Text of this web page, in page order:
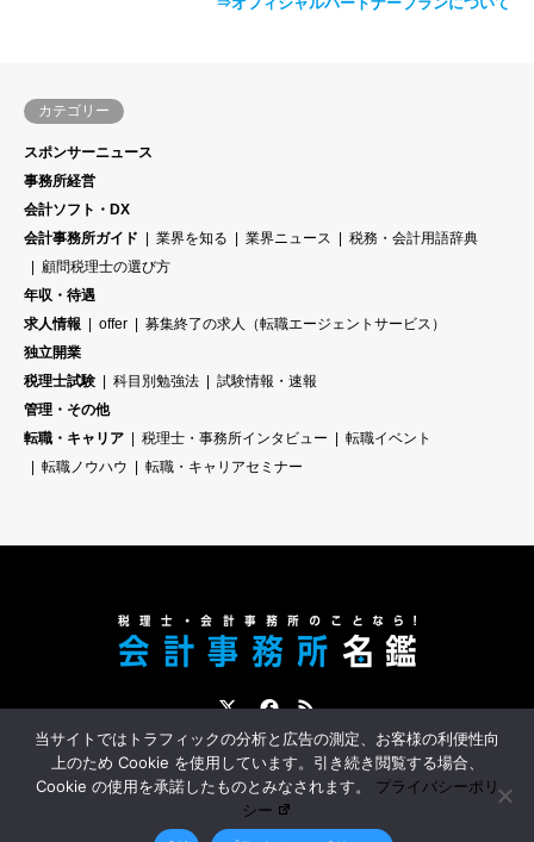
カテゴリー
スポンサーニュース
事務所経営
会計ソフト・DX
会計事務所ガイド
業界を知る 業界ニュース
税務・会計用語辞典
顧問税理士の選び方
年収・待遇
求人情報
offer
募集終了の求人（転職エージェントサービス）
独立開業
税理士試験
科目別勉強法
試験情報・速報
管理・その他
転職・キャリア
税理士・事務所インタビュー
転職イベント
転職ノウハウ
転職・キャリアセミナー
TwitterFacebookRSS
会計事務所名鑑とは？ 会計事務所への転職サポート スポンサー募集
会計事務所名鑑｜税理士・会計事務所スタッフのための情報サイト
当サイトではトラフィックの分析と広告の測定、お客様の利便性向
上のため Cookie を使用しています。引き続き閲覧する場合、
Cookie の使用を承諾したものとみなされます。 プライバシーポリ
シー